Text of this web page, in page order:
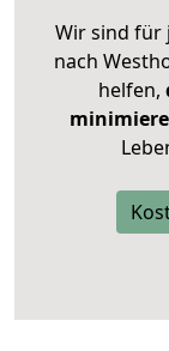
Wir sind für
nach
helfen,